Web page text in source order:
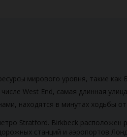
мирового уровня, такие как
West End, самая длинная
находятся в минутах ходьбы от
Stratford. Birkbeck расположен
станций и аэропортов